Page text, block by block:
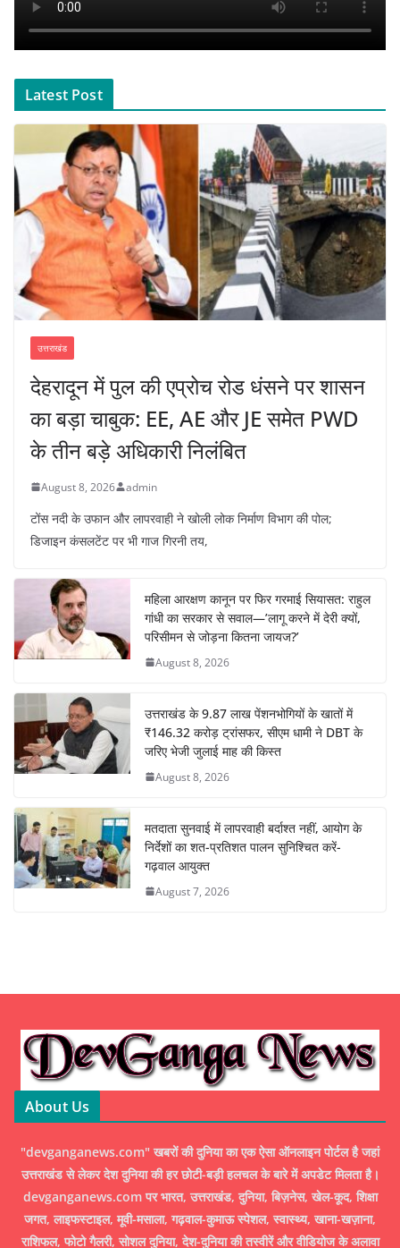
Latest Post
उत्तराखंड
देहरादून में पुल की एप्रोच रोड धंसने पर शासन
का बड़ा चाबुक: EE, AE और JE समेत PWD
के तीन बड़े अधिकारी निलंबित
August 8, 2026 admin
टोंस नदी के उफान और लापरवाही ने खोली लोक निर्माण विभाग की पोल;
डिजाइन कंसलटेंट पर भी गाज गिरनी तय,
महिला आरक्षण कानून पर फिर गरमाई सियासत: राहुल
गांधी का सरकार से सवाल—’लागू करने में देरी क्यों,
परिसीमन से जोड़ना कितना जायज?’
August 8, 2026
उत्तराखंड के 9.87 लाख पेंशनभोगियों के खातों में
₹146.32 करोड़ ट्रांसफर, सीएम धामी ने DBT के
जरिए भेजी जुलाई माह की किस्त
August 8, 2026
मतदाता सुनवाई में लापरवाही बर्दाश्त नहीं, आयोग के
निर्देशों का शत-प्रतिशत पालन सुनिश्चित करें-
गढ़वाल आयुक्त
August 7, 2026
About Us
"devganganews.com" खबरों की दुनिया का एक ऐसा ऑनलाइन पोर्टल है जहां
उत्तराखंड से लेकर देश दुनिया की हर छोटी-बड़ी हलचल के बारे में अपडेट मिलता है।
devganganews.com पर भारत, उत्तराखंड, दुनिया, बिज़नेस, खेल-कूद, शिक्षा
जगत, लाइफस्टाइल, मूवी-मसाला, गढ़वाल-कुमाऊ स्पेशल, स्वास्थ्य, खाना-खज़ाना,
राशिफल, फोटो गैलरी, सोशल दुनिया, देश-दुनिया की तस्वीरें और वीडियोज के अलावा